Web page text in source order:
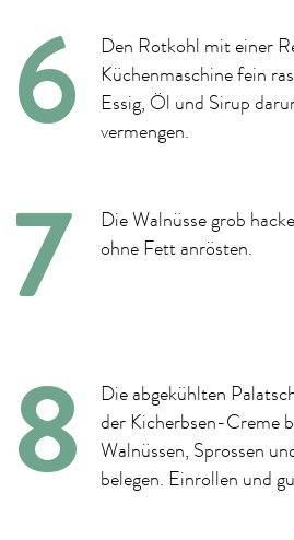
Den Rotkohl mit einer
Küchenmaschine fein
Essig, Öl und Sirup
vermengen.
Die Walnüsse grob
ohne Fett anrösten.
Die abgekühlten
der Kicherbsen-Creme
Walnüssen, Sprossen
belegen. Einrollen und